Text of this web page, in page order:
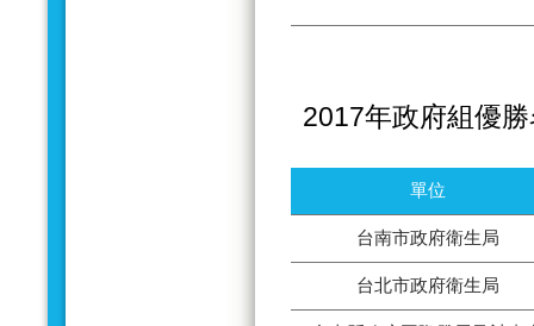
2017年政府組優
單位
台南市政府衛生局
台北市政府衛生局